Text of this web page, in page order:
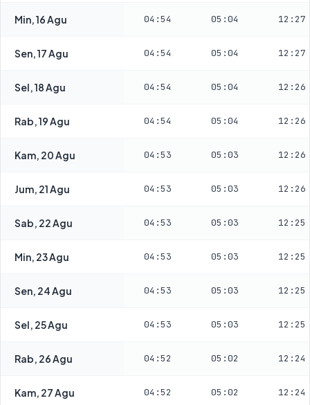
Min, 16 Agu 04:54 05:04 12:27
Sen, 17 Agu 04:54 05:04 12:27
Sel, 18 Agu 04:54 05:04 12:26
Rab, 19 Agu 04:54 05:04 12:26
Kam, 20 Agu 04:53 05:03 12:26
Jum, 21 Agu 04:53 05:03 12:26
Sab, 22 Agu 04:53 05:03 12:25
Min, 23 Agu 04:53 05:03 12:25
Sen, 24 Agu 04:53 05:03 12:25
Sel, 25 Agu 04:53 05:03 12:25
Rab, 26 Agu 04:52 05:02 12:24
Kam, 27 Agu 04:52 05:02 12:24